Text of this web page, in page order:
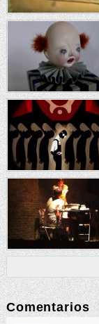
Comentarios